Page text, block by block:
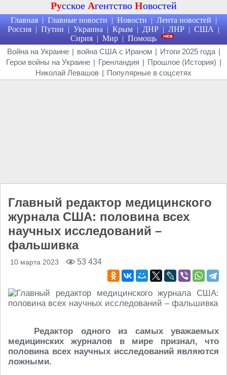
Русское Агентство Новостей
Главная | Главные новости | Новости | Лента новостей |
Россия | Путин | Украина | Крым | ДНР | ЛНР | США |
Сирия | Мир | Помощь
Война на Украине | война США с Ираном | Итоги 2025 года |
Герои войны на Украине | Гренландия | Прошлое (История) |
Николай Левашов | Популярные в соцсетях
Главный редактор медицинского
журнала США: половина всех
научных исследований –
фальшивка
10 марта 2023 53 434
Редактор одного из самых уважаемых
медицинских журналов в мире признал, что
половина всех научных исследований являются
ложными.